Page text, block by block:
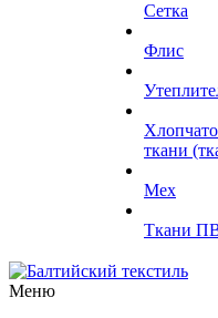
Сетка
Флис
ткани
Мех
Ткани
Меню